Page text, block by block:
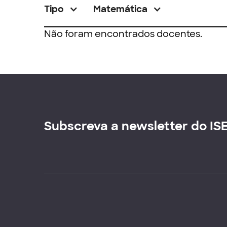
Tipo Matemática
Não foram encontrados docentes.
Subscreva a newsletter do